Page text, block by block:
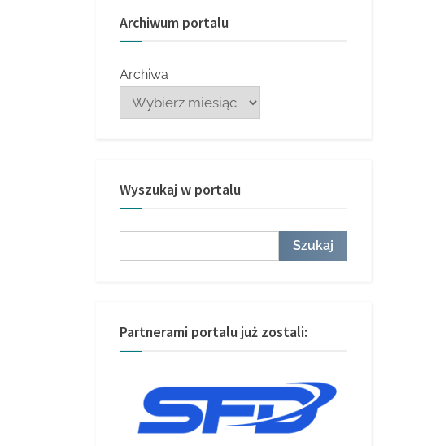
Archiwum portalu
Archiwa
Wyszukaj w portalu
Szukaj
Partnerami portalu już zostali: